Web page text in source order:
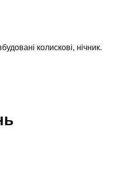
колискові, нічник.